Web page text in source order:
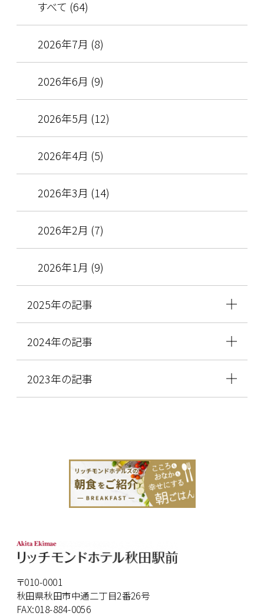
すべて (64)
2026年7月 (8)
2026年6月 (9)
2026年5月 (12)
2026年4月 (5)
2026年3月 (14)
2026年2月 (7)
2026年1月 (9)
2025年の記事
2024年の記事
2023年の記事
〒010-0001
秋田県秋田市中通二丁目2番26号
FAX:018-884-0056